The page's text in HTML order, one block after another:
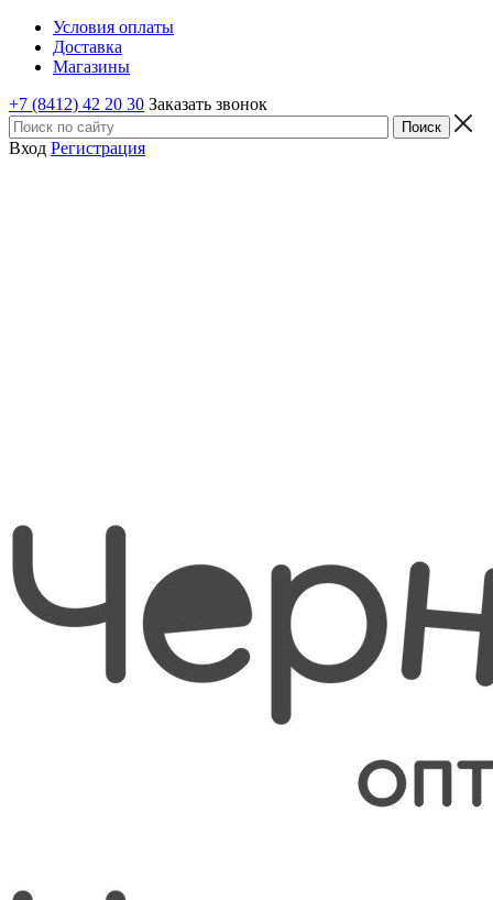
Условия оплаты
Доставка
Магазины
+7 (8412) 42 20 30 Заказать звонок
Вход Регистрация